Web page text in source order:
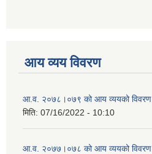
आय व्यय विवरण
आ.व. २०७८।०७९ को आय व्ययको विवरण
मिति: 07/16/2022 - 10:10
आ.व. २०७७।०७८ को आय व्ययको विवरण